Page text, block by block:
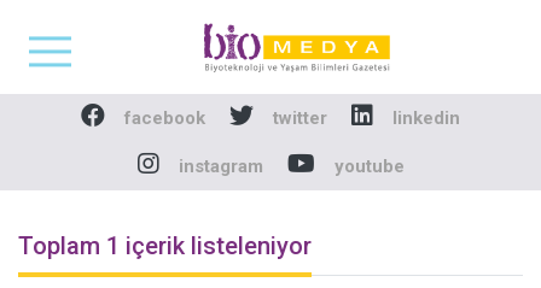
Biomedya -
facebook twitter linkedin
instagram youtube
Toplam 1 içerik listeleniyor